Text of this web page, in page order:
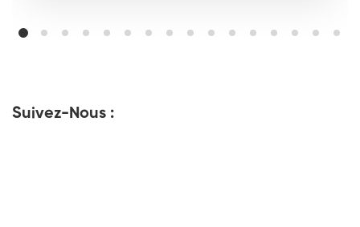
Suivez-Nous :